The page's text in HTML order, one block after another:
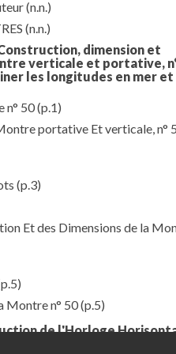
(n.n.)
(n.n.)
dimension et
verticale et portative,
les longitudes en mer et
n° 50(p.1)
portative Et verticale, n°
(p.3)
Et des Dimensions de la
Montre n° 50(p.5)
de l'Horloge